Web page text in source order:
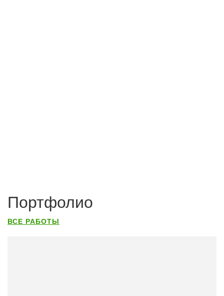
Портфолио
ВСЕ РАБОТЫ